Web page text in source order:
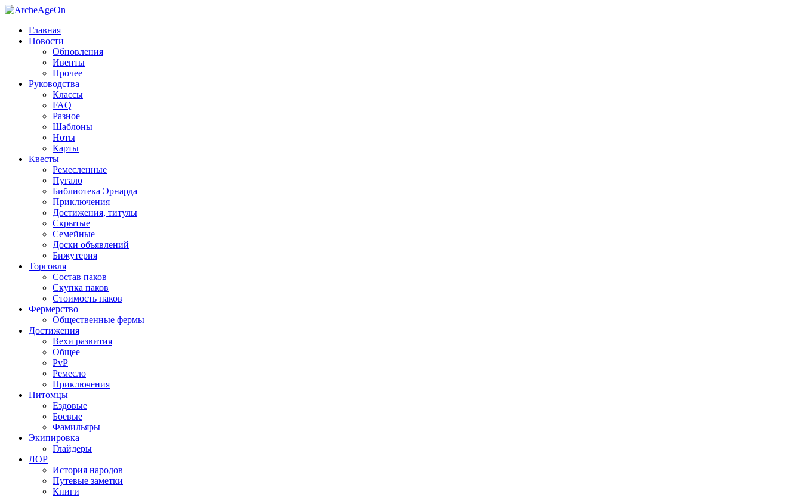
Главная
Новости
Обновления
Ивенты
Прочее
Руководства
Классы
FAQ
Разное
Шаблоны
Ноты
Карты
Квесты
Ремесленные
Пугало
Библиотека Эрнарда
Приключения
Достижения, титулы
Скрытые
Семейные
Доски объявлений
Бижутерия
Торговля
Состав паков
Скупка паков
Стоимость паков
Фермерство
Общественные фермы
Достижения
Вехи развития
Общее
PvP
Ремесло
Приключения
Питомцы
Ездовые
Боевые
Фамильяры
Экипировка
Глайдеры
ЛОР
История народов
Путевые заметки
Книги